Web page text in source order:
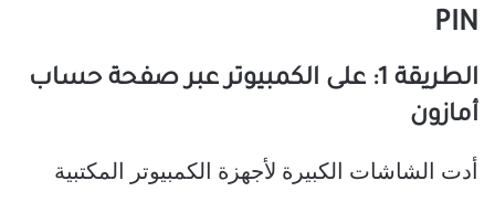
PIN
الطريقة 1: على الكمبيوتر عبر صفحة حساب
أمازون
أدت الشاشات الكبيرة لأجهزة الكمبيوتر المكتبية